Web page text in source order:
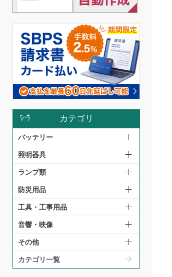
カテゴリ
バッテリー
照明器具
ランプ類
防災用品
工具・工事用品
音響・映像
その他
カテゴリ一覧